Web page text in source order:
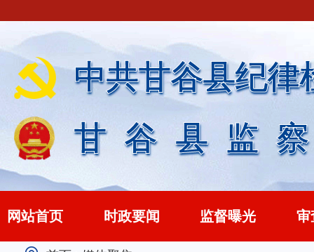
中共甘谷县纪律
甘谷县监
网站首页 时政要闻 监督曝光 审